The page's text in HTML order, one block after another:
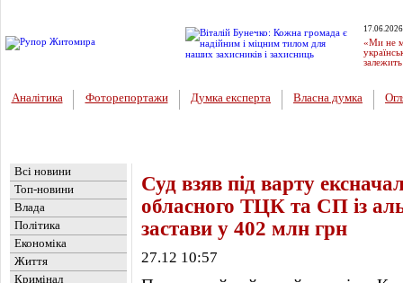
«Ми не
Аналітика Фоторепортажи Думка експерта Власна думка
Всі новини
Топ-новини
Влада
Політика
Економіка
Життя
Кримінал
Суд взяв під варту
обласного ТЦК та СП із
застави у 402 млн грн
27.12 10:57